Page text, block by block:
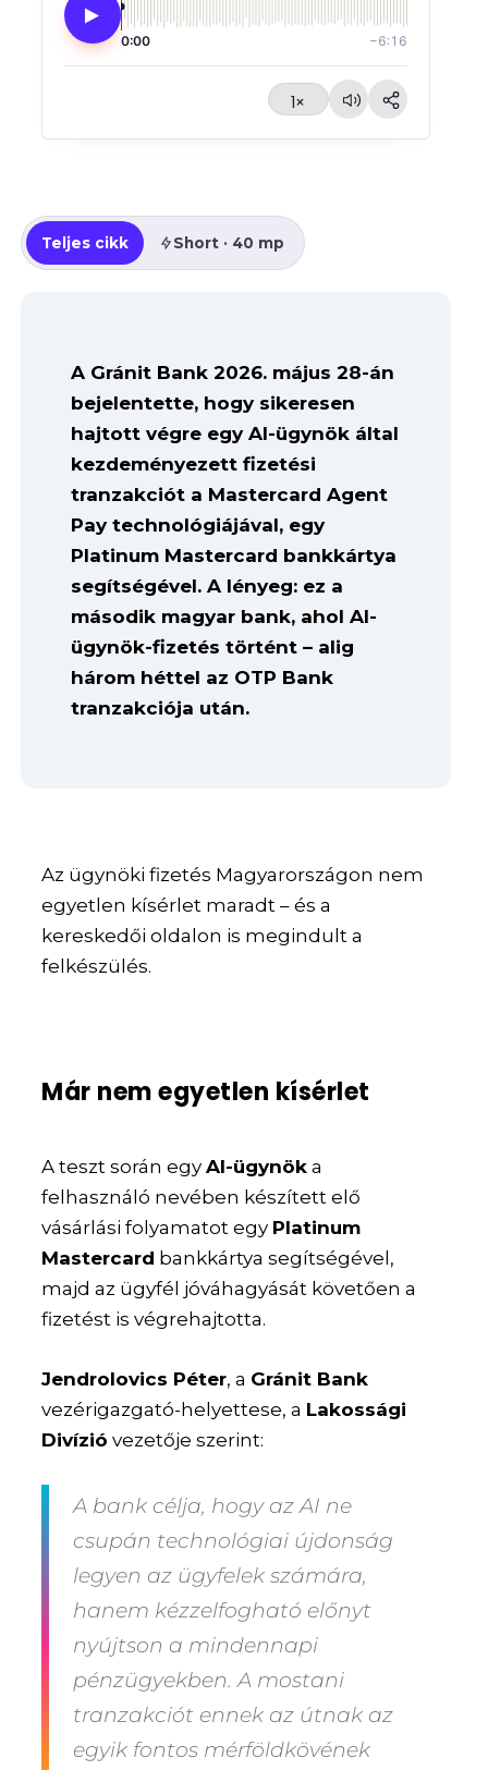
0:00 −6:16
1×
Teljes cikk Short · 40 mp
A Gránit Bank 2026. május 28-án
bejelentette, hogy sikeresen
hajtott végre egy AI-ügynök által
kezdeményezett fizetési
tranzakciót a Mastercard Agent
Pay technológiájával, egy
Platinum Mastercard bankkártya
segítségével. A lényeg: ez a
második magyar bank, ahol AI-
ügynök-fizetés történt – alig
három héttel az OTP Bank
tranzakciója után.
Az ügynöki fizetés Magyarországon nem
egyetlen kísérlet maradt – és a
kereskedői oldalon is megindult a
felkészülés.
Már nem egyetlen kísérlet
A teszt során egyAI-ügynök a
felhasználó nevében készített elő
vásárlási folyamatot egy Platinum
Mastercard bankkártya segítségével,
majd az ügyfél jóváhagyását követően a
fizetést is végrehajtotta.
Jendrolovics Péter, a Gránit Bank
vezérigazgató-helyettese, a Lakossági
Divízió vezetője szerint:
A bank célja, hogy az AI ne
csupán technológiai újdonság
legyen az ügyfelek számára,
hanem kézzelfogható előnyt
nyújtson a mindennapi
pénzügyekben. A mostani
tranzakciót ennek az útnak az
egyik fontos mérföldkövének